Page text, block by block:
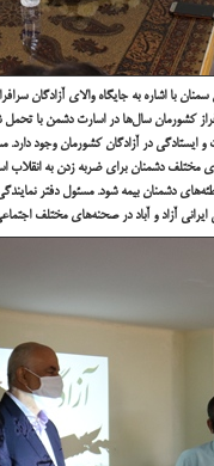
سمنان با اشاره به جایگاه والای
کشورمان سال‌ها در اسارت دشمن با تحمل
ایستادگی در آزادگان کشورمان وجود دارد.
مختلف دشمنان برای ضربه زدن به
دشمنان بیمه شود. مسئول دفتر
آزاد و آباد در صحنه‌های مختلف